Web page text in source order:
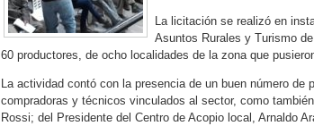
La licitación se realizó en
Asuntos Rurales y Turismo
60 productores, de ocho localidades de la zona que
La actividad contó con la presencia de un buen número de
compradoras y técnicos vinculados al sector, como
Rossi; del Presidente del Centro de Acopio local, Arnaldo